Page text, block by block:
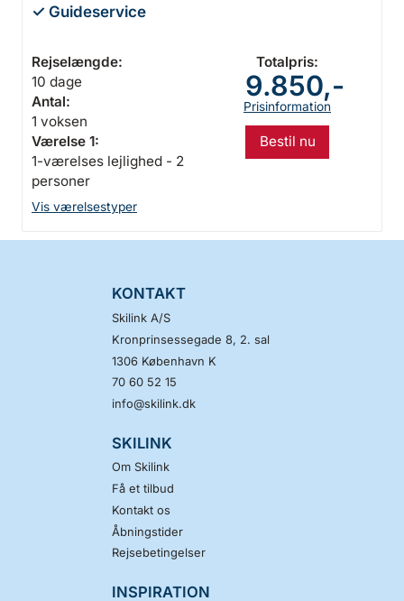
✓ Guideservice
Rejselængde:
10 dage
Antal:
1 voksen
Værelse 1:
1-værelses lejlighed - 2
personer
Vis værelsestyper
Totalpris:
9.850,-
Prisinformation
Bestil nu
KONTAKT
Skilink A/S
Kronprinsessegade 8, 2. sal
1306 København K
70 60 52 15
info@skilink.dk
SKILINK
Om Skilink
Få et tilbud
Kontakt os
Åbningstider
Rejsebetingelser
INSPIRATION